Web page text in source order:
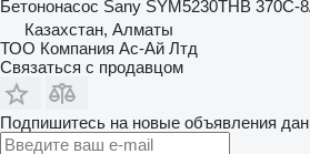
Бетононасос Sany SYM5230THB 370C-
Казахстан, Алматы
ТОО Компания Ас-Ай Лтд
Связаться с продавцом
Подпишитесь на новые объявления